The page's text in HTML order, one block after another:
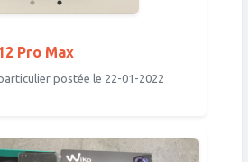
Pro Max
postée le 22-01-2022